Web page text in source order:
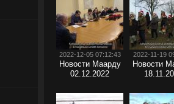
2022-12-05 07:12:43
Новости Маарду
02.12.2022
2022-11-19
Новости